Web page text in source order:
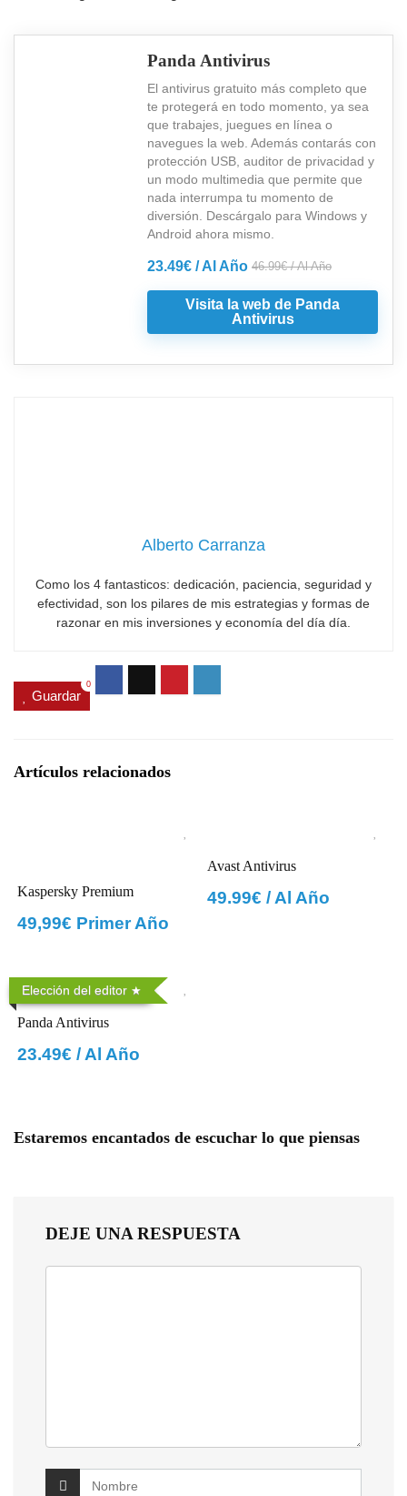
Panda Antivirus
El antivirus gratuito más completo que
te protegerá en todo momento, ya sea
que trabajes, juegues en línea o
navegues la web. Además contarás con
protección USB, auditor de privacidad y
un modo multimedia que permite que
nada interrumpa tu momento de
diversión. Descárgalo para Windows y
Android ahora mismo.
23.49€ / Al Año 46.99€ / Al Año
Visita la web de Panda
Antivirus
Alberto Carranza
Como los 4 fantasticos: dedicación, paciencia, seguridad y
efectividad, son los pilares de mis estrategias y formas de
razonar en mis inversiones y economía del día día.
Guardar
0
Artículos relacionados
Kaspersky Premium
49,99€ Primer Año
Avast Antivirus
49.99€ / Al Año
Elección del editor
Panda Antivirus
23.49€ / Al Año
Estaremos encantados de escuchar lo que piensas
DEJE UNA RESPUESTA